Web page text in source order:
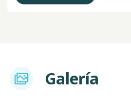
Imagem Galería